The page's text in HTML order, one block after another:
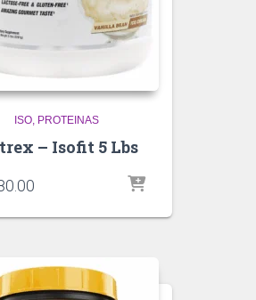
ISO PROTEINAS
– Isofit 5 Lbs